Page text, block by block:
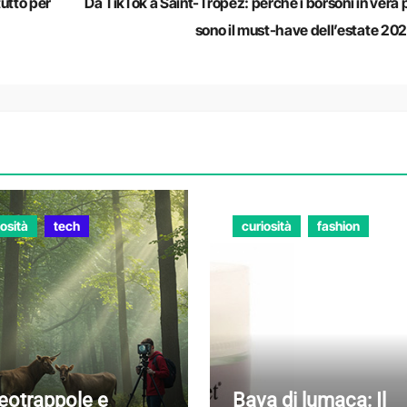
sono il must-have dell’estate
tech
e
curiosità fashion
Bava di lumaca: Il